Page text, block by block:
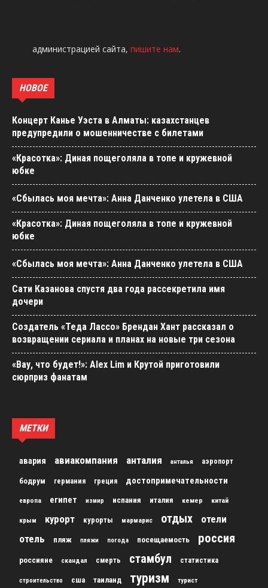
администрацией сайта, пишите нам.
НОВОЕ
Концерт Канье Уэста в Алматы: казахстанцев
предупредили о мошенничестве с билетами
«Красотка»: Диная пощеголяла в топе и кружевной
юбке
«Сбылась моя мечта»: Анна Данченко улетела в США
«Красотка»: Диная пощеголяла в топе и кружевной
юбке
«Сбылась моя мечта»: Анна Данченко улетела в США
Сати Казанова спустя два года рассекретила имя
дочери
Создатель «Теда Лассо» Брендан Хант рассказал о
возвращении сериала и планах на новые три сезона
«Вау, что будет!»: Alex Lim и Крутой приготовили
сюрприз фанатам
МЕТКИ
авария авиакомпания анталия анталья аэропорт
бодрум германия греция достопримечательности
европа египет измир испания италия кемер китай
крым курорт курорты мармарис отдых
отели
отель
пляж пляжи погода посещаемость россия
россияне скандал смерть стамбул статистика
строительство сша таиланд туризм турист